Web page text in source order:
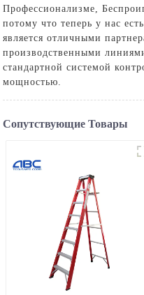
Профессионализме,
потому что теперь у нас
является отличными
производственными
стандартной системой
мощностью.
Сопутствующие Товары